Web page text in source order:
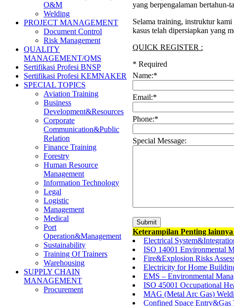
O&M
Welding
PROJECT MANAGEMENT
Document Control
Risk Management
QUALITY
MANAGEMENT/QMS
Sertifikasi Profesi BNSP
Sertifikasi Profesi KEMNAKER
SPECIAL TOPICS
Aviation Training
Business
Development&Resources
Corporate
Communication&Public
Relation
Finance Training
Forestry
Human Resource
Management
Information Technology
Legal
Logistic
Management
Medical
Port
Operation&Management
Sustainability
Training Of Trainers
Warehousing
SUPPLY CHAIN
MANAGEMENT
Procurement
yang berpengalaman bertahun-
Selama training, instruktur
kasus telah dipersiapkan yang
QUICK REGISTER :
* Required
Name:*
Email:*
Phone:*
Special Message:
Keterampilan Penting
Electrical
ISO 14001 Environmental
Fire&Explosion Risks
Electricity for Home
EMS – Environmental
ISO 45001 Occupational
MAG (Metal Arc Gas)
Confined Space Entry&Gas